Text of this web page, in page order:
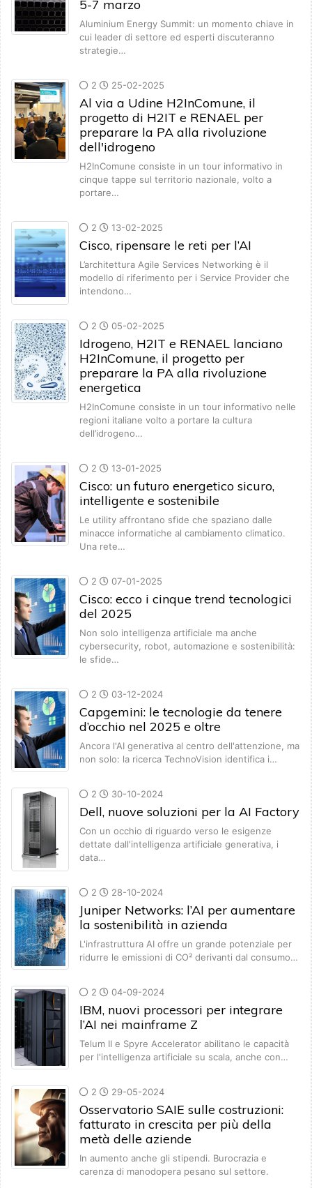
5-7 marzo
Aluminium Energy Summit: un momento chiave in
cui leader di settore ed esperti discuteranno
strategie…
2 25-02-2025
Al via a Udine H2InComune, il
progetto di H2IT e RENAEL per
preparare la PA alla rivoluzione
dell'idrogeno
H2InComune consiste in un tour informativo in
cinque tappe sul territorio nazionale, volto a
portare…
2 13-02-2025
Cisco, ripensare le reti per l’AI
L’architettura Agile Services Networking è il
modello di riferimento per i Service Provider che
intendono…
2 05-02-2025
Idrogeno, H2IT e RENAEL lanciano
H2InComune, il progetto per
preparare la PA alla rivoluzione
energetica
H2InComune consiste in un tour informativo nelle
regioni italiane volto a portare la cultura
dell’idrogeno…
2 13-01-2025
Cisco: un futuro energetico sicuro,
intelligente e sostenibile
Le utility affrontano sfide che spaziano dalle
minacce informatiche al cambiamento climatico.
Una rete…
2 07-01-2025
Cisco: ecco i cinque trend tecnologici
del 2025
Non solo intelligenza artificiale ma anche
cybersecurity, robot, automazione e sostenibilità:
le sfide…
2 03-12-2024
Capgemini: le tecnologie da tenere
d’occhio nel 2025 e oltre
Ancora l'AI generativa al centro dell'attenzione, ma
non solo: la ricerca TechnoVision identifica i…
2 30-10-2024
Dell, nuove soluzioni per la AI Factory
Con un occhio di riguardo verso le esigenze
dettate dall'intelligenza artificiale generativa, i
data…
2 28-10-2024
Juniper Networks: l’AI per aumentare
la sostenibilità in azienda
L'infrastruttura AI offre un grande potenziale per
ridurre le emissioni di CO² derivanti dal consumo…
2 04-09-2024
IBM, nuovi processori per integrare
l’AI nei mainframe Z
Telum II e Spyre Accelerator abilitano le capacità
per l'intelligenza artificiale su scala, anche con…
2 29-05-2024
Osservatorio SAIE sulle costruzioni:
fatturato in crescita per più della
metà delle aziende
In aumento anche gli stipendi. Burocrazia e
carenza di manodopera pesano sul settore.